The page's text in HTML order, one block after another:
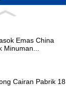
Emas China
Minuman...
Cairan Pabrik 18